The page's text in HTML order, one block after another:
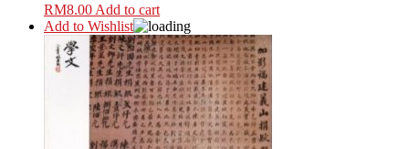
RM8.00 Add to cart
Add to Wishlist